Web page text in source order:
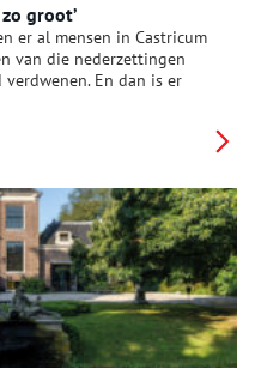
groot’
er al mensen in Castricum
van die nederzettingen
En dan is er